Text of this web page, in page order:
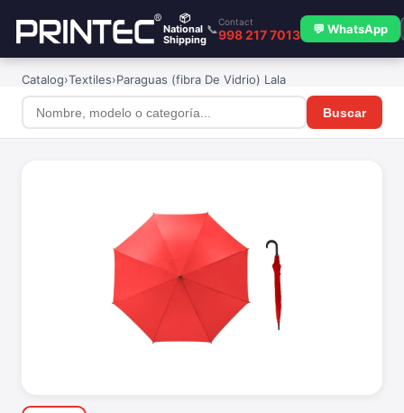
📦
National
Shipping
📞
Contact
998 217 7013 💬 WhatsApp
Catalog›Textiles›Paraguas (fibra De Vidrio) Lala
Buscar